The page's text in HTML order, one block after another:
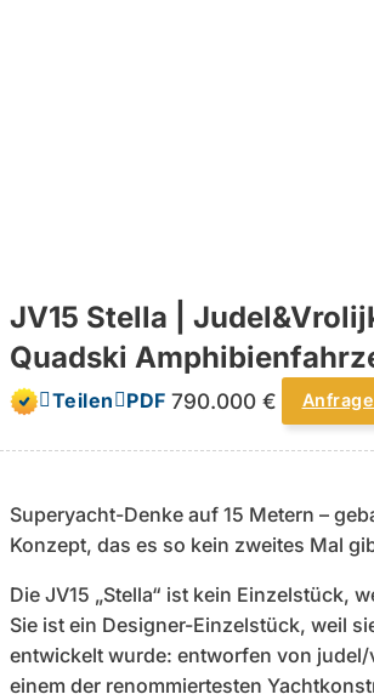
JV15 Stella |
Quadski
Teilen PDF 790.000 €
Superyacht-Denke auf 15 Metern –
Konzept, das es so kein zweites Mal
Die JV15 „Stella“ ist kein Einzelstück,
Sie ist ein Designer-Einzelstück, weil
entwickelt wurde: entworfen von judel/
einem der renommiertesten